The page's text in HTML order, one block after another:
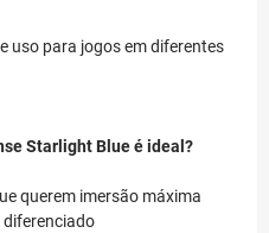
uso para jogos em diferentes
Starlight Blue é ideal?
querem imersão máxima
diferenciado